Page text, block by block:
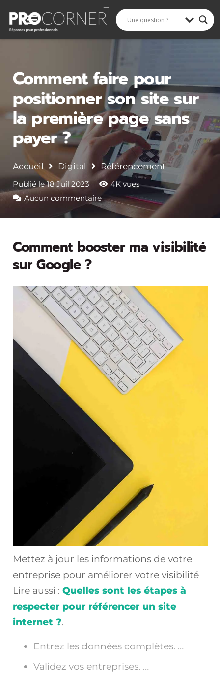
Rechercher
Comment faire pour
positionner son site sur
la première page sans
payer ?
Accueil Digital Référencement
Publié le18 Juil 2023 4Kvues
Aucun commentaire
Comment booster ma visibilité
sur Google ?
Mettez à jour les informations de votre
entreprise pour améliorer votre visibilité
Lire aussi : Quelles sont les étapes à
respecter pour référencer un site
internet ?.
Entrez les données complètes. …
Validez vos entreprises. …